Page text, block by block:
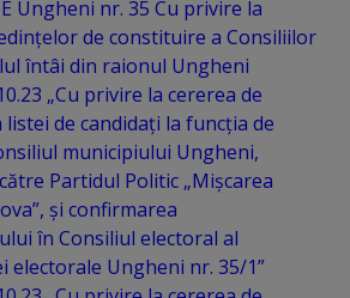
Ungheni nr. 35 Cu privire la
de constituire a Consiliilor
întâi din raionul Ungheni
„Cu privire la cererea de
de candidați la funcția de
municipiului Ungheni,
Partidul Politic „Mișcarea
și confirmarea
în Consiliul electoral al
electorale Ungheni nr. 35/1”